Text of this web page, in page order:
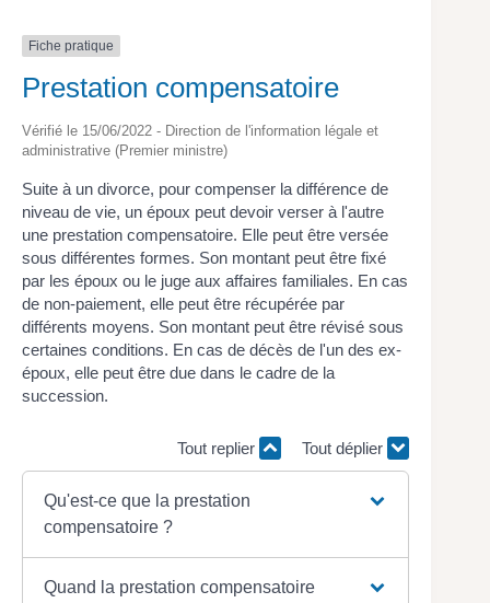
Fiche pratique
Prestation compensatoire
Vérifié le 15/06/2022 - Direction de l'information légale et
administrative (Premier ministre)
Suite à un divorce, pour compenser la différence de
niveau de vie, un époux peut devoir verser à l'autre
une prestation compensatoire. Elle peut être versée
sous différentes formes. Son montant peut être fixé
par les époux ou le juge aux affaires familiales. En cas
de non-paiement, elle peut être récupérée par
différents moyens. Son montant peut être révisé sous
certaines conditions. En cas de décès de l'un des ex-
époux, elle peut être due dans le cadre de la
succession.
Tout replier Tout déplier
Qu'est-ce que la prestation
compensatoire ?
Quand la prestation compensatoire